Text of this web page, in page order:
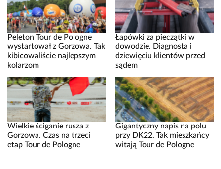
Peleton Tour de Pologne
wystartował z Gorzowa. Tak
kibicowaliście najlepszym
kolarzom
Łapówki za pieczątki w
dowodzie. Diagnosta i
dziewięciu klientów przed
sądem
Wielkie ściganie rusza z
Gorzowa. Czas na trzeci
etap Tour de Pologne
Gigantyczny napis na polu
przy DK22. Tak mieszkańcy
witają Tour de Pologne